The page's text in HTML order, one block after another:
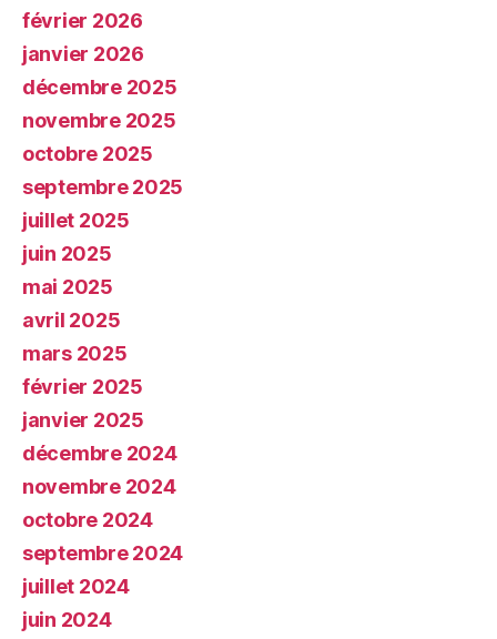
février 2026
janvier 2026
décembre 2025
novembre 2025
octobre 2025
septembre 2025
juillet 2025
juin 2025
mai 2025
avril 2025
mars 2025
février 2025
janvier 2025
décembre 2024
novembre 2024
octobre 2024
septembre 2024
juillet 2024
juin 2024